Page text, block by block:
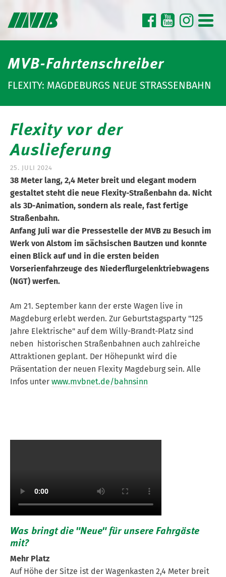
MVB-Fahrtenschreiber
FLEXITY: MAGDEBURGS NEUE STRASSENBAHN
Flexity vor der
Auslieferung
25. JULI 2024
38 Meter lang, 2,4 Meter breit und elegant modern
gestaltet steht die neue Flexity-Straßenbahn da. Nicht
als 3D-Animation, sondern als reale, fast fertige
Straßenbahn.
Anfang Juli war die Pressestelle der MVB zu Besuch im
Werk von Alstom im sächsischen Bautzen und konnte
einen Blick auf und in die ersten beiden
Vorserienfahrzeuge des Niederflurgelenktriebwagens
(NGT) werfen.
Am 21. September kann der erste Wagen live in
Magdeburg erlebt werden. Zur Geburtstagsparty "125
Jahre Elektrische" auf dem Willy-Brandt-Platz sind
neben historischen Straßenbahnen auch zahlreiche
Attraktionen geplant. Der Höhepunkt wird die
Präsentation der neuen Flexity Magdeburg sein. Alle
Infos unter www.mvbnet.de/bahnsinn
Was bringt die "Neue" für unsere Fahrgäste
mit?
Mehr Platz
Auf Höhe der Sitze ist der Wagenkasten 2,4 Meter breit